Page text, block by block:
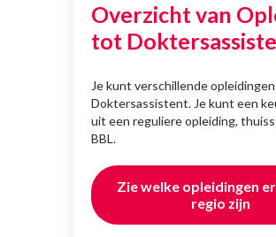
Overzicht van
tot
Je kunt verschillende
Doktersassistent. Je kunt een
uit een reguliere opleiding,
BBL.
Zie welke opleidingen
regio zijn